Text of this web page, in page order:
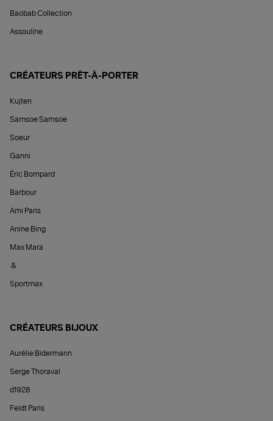
Baobab Collection
Assouline
CRÉATEURS PRÊT-À-PORTER
Kujten
Samsoe Samsoe
Soeur
Ganni
Éric Bompard
Barbour
Ami Paris
Anine Bing
Max Mara
&
Sportmax
CRÉATEURS BIJOUX
Aurélie Bidermann
Serge Thoraval
d1928
Feidt Paris